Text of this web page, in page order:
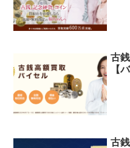
古
【
古